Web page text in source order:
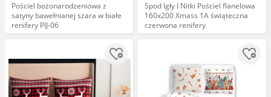
Pościel bożonarodzeniowa z
satyny bawełnianej szara w białe
renifery PIJ-06
Spod Igły I Nitki Pościel flanelowa
160x200 Xmass 1A świąteczna
czerwona renifery